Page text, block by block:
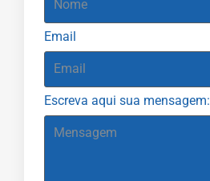
Email
Escreva aqui sua mensagem: